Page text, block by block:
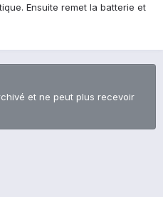
Ensuite remet la batterie et
et ne peut plus recevoir